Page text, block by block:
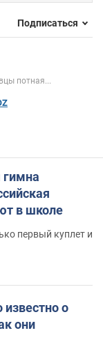
Подписаться
потная...
гимна
в школе
первый куплет и
о
они